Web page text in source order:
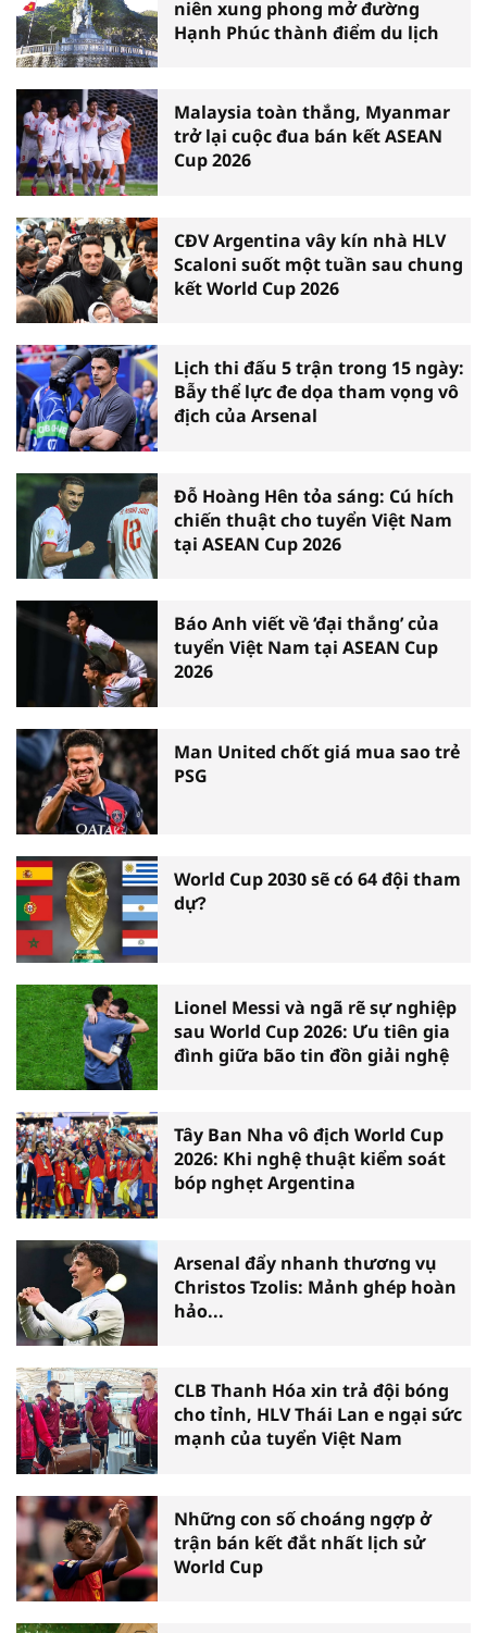
niên xung phong mở đường
Hạnh Phúc thành điểm du lịch
Malaysia toàn thắng, Myanmar
trở lại cuộc đua bán kết ASEAN
Cup 2026
CĐV Argentina vây kín nhà HLV
Scaloni suốt một tuần sau chung
kết World Cup 2026
Lịch thi đấu 5 trận trong 15 ngày:
Bẫy thể lực đe dọa tham vọng vô
địch của Arsenal
Đỗ Hoàng Hên tỏa sáng: Cú hích
chiến thuật cho tuyển Việt Nam
tại ASEAN Cup 2026
Báo Anh viết về ‘đại thắng’ của
tuyển Việt Nam tại ASEAN Cup
2026
Man United chốt giá mua sao trẻ
PSG
World Cup 2030 sẽ có 64 đội tham
dự?
Lionel Messi và ngã rẽ sự nghiệp
sau World Cup 2026: Ưu tiên gia
đình giữa bão tin đồn giải nghệ
Tây Ban Nha vô địch World Cup
2026: Khi nghệ thuật kiểm soát
bóp nghẹt Argentina
Arsenal đẩy nhanh thương vụ
Christos Tzolis: Mảnh ghép hoàn
hảo...
CLB Thanh Hóa xin trả đội bóng
cho tỉnh, HLV Thái Lan e ngại sức
mạnh của tuyển Việt Nam
Những con số choáng ngợp ở
trận bán kết đắt nhất lịch sử
World Cup